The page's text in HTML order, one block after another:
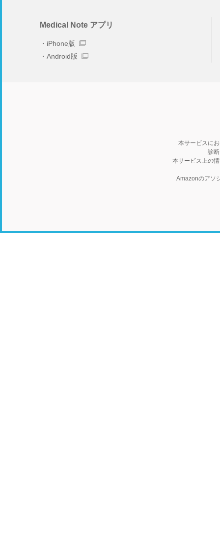
Medical Note アプリ
iPhone版
Android版
本サービスに
診
本サービス上の
Amazonのアソ